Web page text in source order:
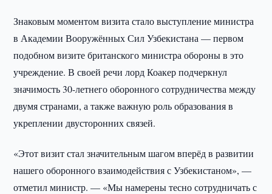
Знаковым моментом визита стало выступление министра
в Академии Вооружённых Сил Узбекистана — первом
подобном визите британского министра обороны в это
учреждение. В своей речи лорд Коакер подчеркнул
значимость 30-летнего оборонного сотрудничества между
двумя странами, а также важную роль образования в
укреплении двусторонних связей.
«Этот визит стал значительным шагом вперёд в развитии
нашего оборонного взаимодействия с Узбекистаном», —
отметил министр. — «Мы намерены тесно сотрудничать с